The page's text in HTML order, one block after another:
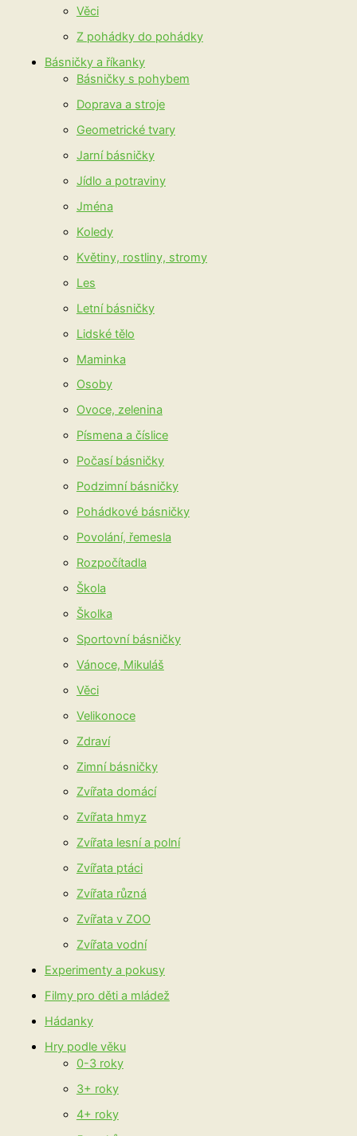
Věci
Z pohádky do pohádky
Básničky a říkanky
Básničky s pohybem
Doprava a stroje
Geometrické tvary
Jarní básničky
Jídlo a potraviny
Jména
Koledy
Květiny, rostliny, stromy
Les
Letní básničky
Lidské tělo
Maminka
Osoby
Ovoce, zelenina
Písmena a číslice
Počasí básničky
Podzimní básničky
Pohádkové básničky
Povolání, řemesla
Rozpočítadla
Škola
Školka
Sportovní básničky
Vánoce, Mikuláš
Věci
Velikonoce
Zdraví
Zimní básničky
Zvířata domácí
Zvířata hmyz
Zvířata lesní a polní
Zvířata ptáci
Zvířata různá
Zvířata v ZOO
Zvířata vodní
Experimenty a pokusy
Filmy pro děti a mládež
Hádanky
Hry podle věku
0-3 roky
3+ roky
4+ roky